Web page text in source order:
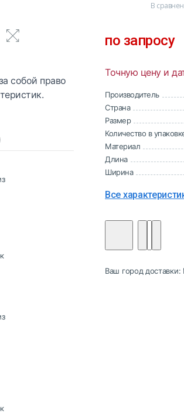
собой право
В
по запросу
Точную цену и
Производитель
Страна
Размер
Количество в
Материал
Длина
Ширина
Все
Ваш город доставки: